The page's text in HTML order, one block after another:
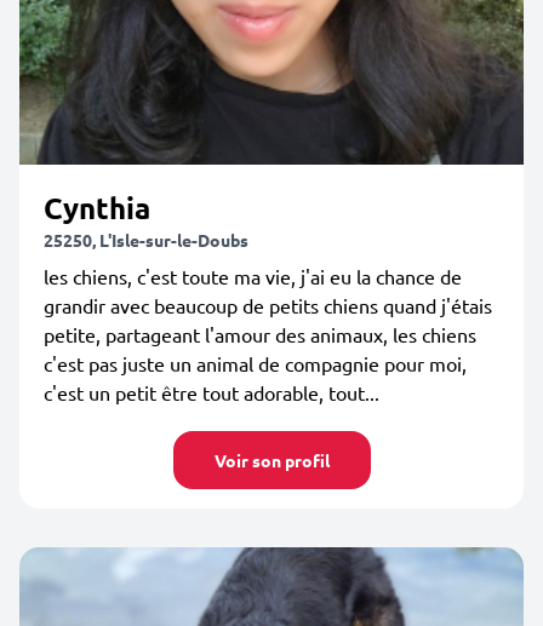
Cynthia
25250, L'Isle-sur-le-Doubs
les chiens, c'est toute ma vie, j'ai eu la chance de
grandir avec beaucoup de petits chiens quand j'étais
petite, partageant l'amour des animaux, les chiens
c'est pas juste un animal de compagnie pour moi,
c'est un petit être tout adorable, tout...
Voir son profil